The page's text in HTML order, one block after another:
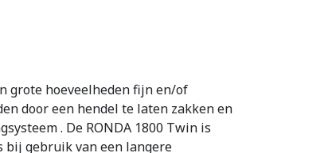
grote hoeveelheden fijn en/of
door een hendel te laten zakken en
. De RONDA 1800 Twin is
bij gebruik van een langere